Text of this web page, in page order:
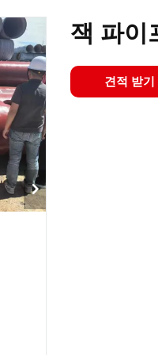
잭 파이
견적 받기